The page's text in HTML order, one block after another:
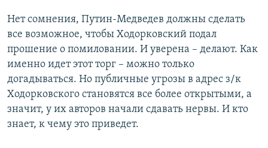
Нет сомнения, Путин-Медведев должны сделать
все возможное, чтобы Ходорковский подал
прошение о помиловании. И уверена – делают. Как
именно идет этот торг – можно только
догадываться. Но публичные угрозы в адрес з/к
Ходорковского становятся все более открытыми, а
значит, у их авторов начали сдавать нервы. И кто
знает, к чему это приведет.